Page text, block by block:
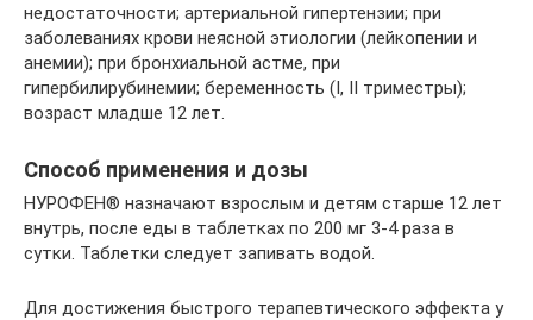
недостаточности; артериальной гипертензии; при
заболеваниях крови неясной этиологии (лейкопении и
анемии); при бронхиальной астме, при
гипербилирубинемии; беременность (I, II триместры);
возраст младше 12 лет.
Способ применения и дозы
НУРОФЕН® назначают взрослым и детям старше 12 лет
внутрь, после еды в таблетках по 200 мг 3-4 раза в
сутки. Таблетки следует запивать водой.
Для достижения быстрого терапевтического эффекта у